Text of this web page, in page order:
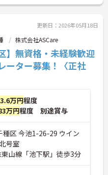
更新日：2026年05月18日
株式会社ASCare
】無資格・未経験歓迎
ター募集！〈正社
万円程度
万円程度 別途賞与
種区 今池1-26-29 ウイン
号室
山線「池下駅」徒歩3分